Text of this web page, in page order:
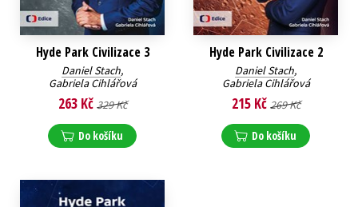
Hyde Park Civilizace 3
Daniel Stach,
Gabriela Cihlářová
263 Kč 329 Kč
Do košíku
Hyde Park Civilizace 2
Daniel Stach,
Gabriela Cihlářová
215 Kč 269 Kč
Do košíku